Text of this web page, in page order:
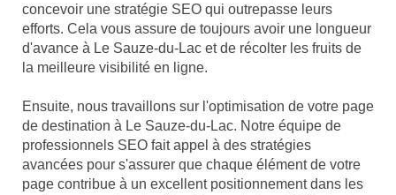
concevoir une stratégie SEO qui outrepasse leurs
efforts. Cela vous assure de toujours avoir une longueur
d'avance à Le Sauze-du-Lac et de récolter les fruits de
la meilleure visibilité en ligne.
Ensuite, nous travaillons sur l'optimisation de votre page
de destination à Le Sauze-du-Lac. Notre équipe de
professionnels SEO fait appel à des stratégies
avancées pour s'assurer que chaque élément de votre
page contribue à un excellent positionnement dans les